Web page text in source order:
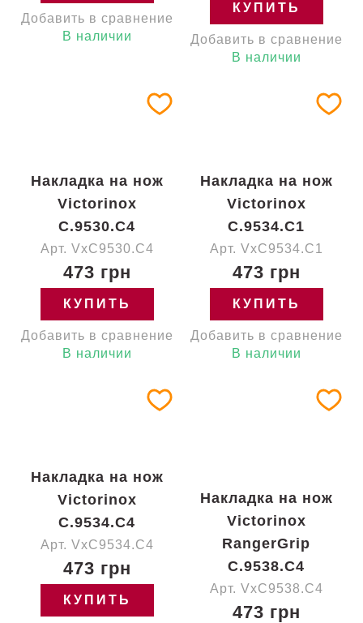
Добавить в сравнение
В наличии
КУПИТЬ
Добавить в сравнение
В наличии
Накладка на нож
Victorinox
C.9530.C4
Арт. VxC9530.C4
473 грн
КУПИТЬ
Добавить в сравнение
В наличии
Накладка на нож
Victorinox
C.9534.C1
Арт. VxC9534.C1
473 грн
КУПИТЬ
Добавить в сравнение
В наличии
Накладка на нож
Victorinox
C.9534.C4
Арт. VxC9534.C4
473 грн
КУПИТЬ
Накладка на нож
Victorinox
RangerGrip
C.9538.C4
Арт. VxC9538.C4
473 грн